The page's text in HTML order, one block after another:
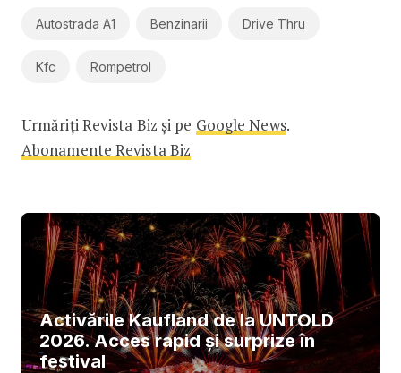
Autostrada A1 Benzinarii Drive Thru
Kfc Rompetrol
Urmăriți Revista Biz și pe Google News.
Abonamente Revista Biz
Activările Kaufland de la UNTOLD
2026. Acces rapid și surprize în
festival